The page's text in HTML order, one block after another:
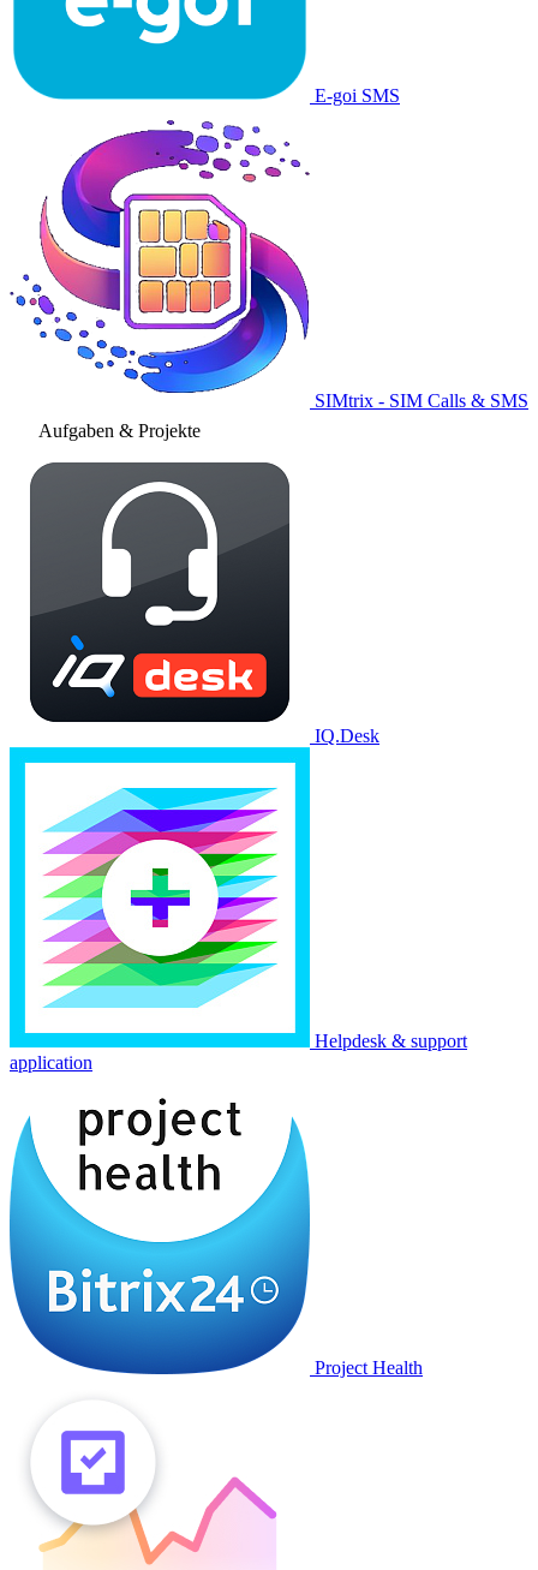
E-goi SMS
SIMtrix - SIM Calls & SMS
Aufgaben & Projekte
IQ.Desk
Helpdesk & support
application
Project Health